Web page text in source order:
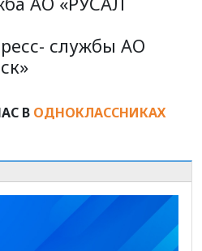
службы АО
В ОДНОКЛАССНИКАХ